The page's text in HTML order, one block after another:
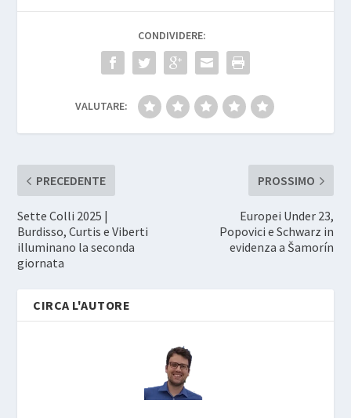
CONDIVIDERE:
VALUTARE:
PRECEDENTE
Sette Colli 2025 |
Burdisso, Curtis e Viberti
illuminano la seconda
giornata
PROSSIMO
Europei Under 23,
Popovici e Schwarz in
evidenza a Šamorín
CIRCA L'AUTORE